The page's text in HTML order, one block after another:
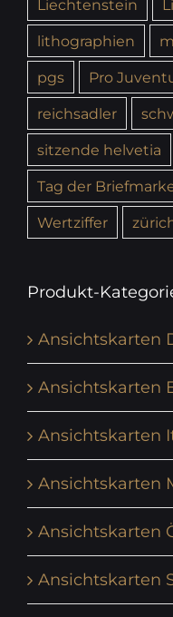
Liechtenstein
lithographien
pgs
Pro
reichsadler
sitzende helvetia
Tag der
Wertziffer
Produkt-
Ansichtskarten
Ansichtskarten
Ansichtskarten
Ansichtskarten
Ansichtskarten
Ansichtskarten